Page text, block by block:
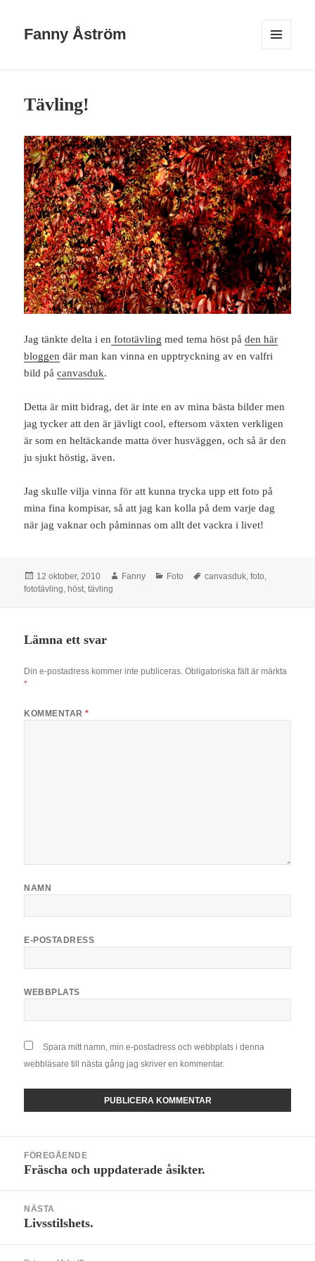
Fanny Åström
Tävling!
Jag tänkte delta i en fototävling med tema höst påden här
bloggen där man kan vinna en upptryckning av en valfri
bild påcanvasduk.
Detta är mitt bidrag, det är inte en av mina bästa bilder men
jag tycker att den är jävligt cool, eftersom växten verkligen
är som en heltäckande matta över husväggen, och så är den
ju sjukt höstig, även.
Jag skulle vilja vinna för att kunna trycka upp ett foto på
mina fina kompisar, så att jag kan kolla på dem varje dag
när jag vaknar och påminnas om allt det vackra i livet!
Postat
12 oktober, 2010 Författare
Fanny Kategorier
Foto Taggar
canvasduk ,foto
fototävling ,höst ,tävling
Lämna ett svar
Din e-postadress kommer inte publiceras. Obligatoriska fält är märkta
*
KOMMENTAR*
NAMN
E-POSTADRESS
WEBBPLATS
Spara mitt namn, min e-postadress och webbplats i denna
webbläsare till nästa gång jag skriver en kommentar.
FÖREGÅENDE
Föregående
Fräscha och uppdaterade åsikter.
NÄSTA
Nästa
Livsstilshets.